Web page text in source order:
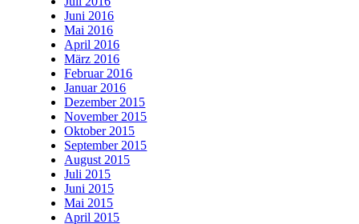
Juni 2016
Mai 2016
April 2016
März 2016
Februar 2016
Januar 2016
Dezember 2015
November 2015
Oktober 2015
September 2015
August 2015
Juli 2015
Juni 2015
Mai 2015
April 2015